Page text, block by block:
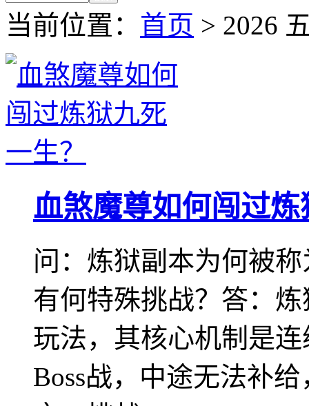
当前位置： 首页 > 2026
血煞魔尊如何闯过
问：炼狱副本为何被
有何特殊挑战？答：
玩法，其核心机制是
Boss战，中途无法补